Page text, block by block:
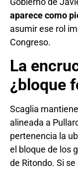
aparece como
asumir ese rol
Congreso.
La
¿bloque
Scaglia
alineada a
pertenencia la
el bloque de los
de Ritondo. Si